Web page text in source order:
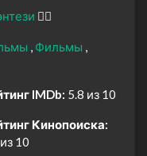
🧝‍♂️
Фильмы
IMDb: 5.8 из 10
Кинопоиска:
10